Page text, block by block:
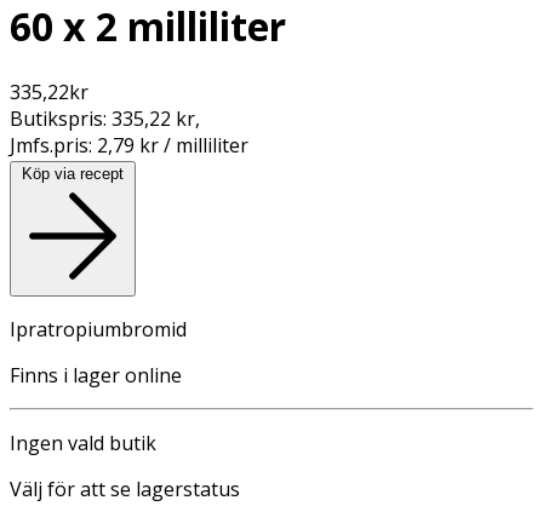
60 x 2 milliliter
335,22kr
Butikspris: 335,22 kr,
Jmfs.pris: 2,79 kr / milliliter
Köp via recept
Ipratropiumbromid
Finns i lager online
Ingen vald butik
Välj för att se lagerstatus